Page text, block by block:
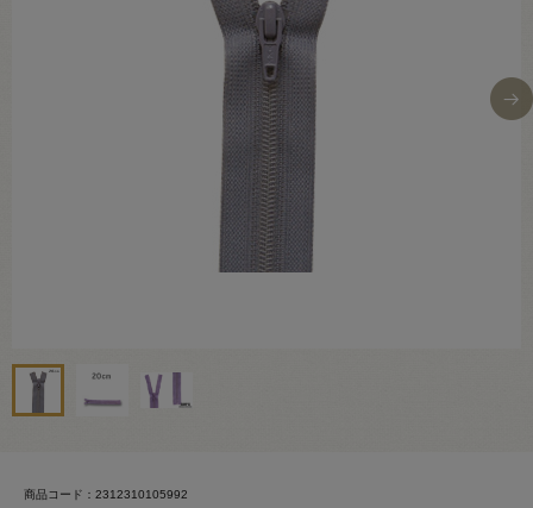
商品コード：2312310105992